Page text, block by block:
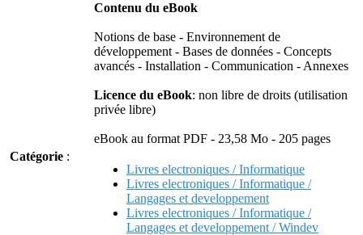
Contenu du eBook
Notions de base - Environnement de
développement - Bases de données - Concepts
avancés - Installation - Communication - Annexes
Licence du eBook: non libre de droits (utilisation
privée libre)
eBook au format PDF - 23,58 Mo - 205 pages
Catégorie :
Livres electroniques / Informatique
Livres electroniques / Informatique /
Langages et developpement
Livres electroniques / Informatique /
Langages et developpement / Windev